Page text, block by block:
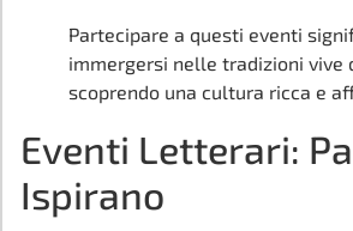
Partecipare a questi eventi
immergersi nelle tradizioni vive
scoprendo una cultura ricca e
Eventi Letterari:
Ispirano